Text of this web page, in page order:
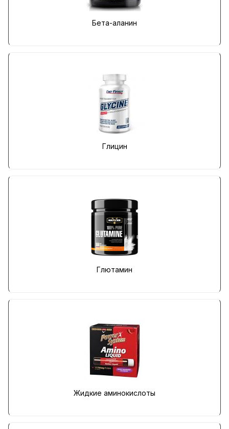
Бета-аланин
Глицин
Глютамин
Жидкие аминокислоты